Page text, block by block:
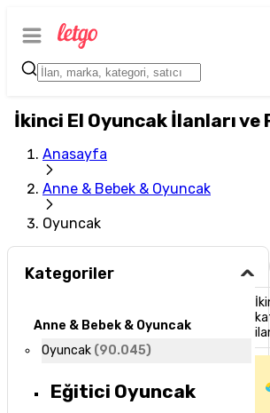
İkinci El Oyuncak İlanları ve
Anasayfa
Anne & Bebek & Oyuncak
Oyuncak
Kategoriler
Anne & Bebek & Oyuncak
Oyuncak (90.045)
Eğitici Oyuncak